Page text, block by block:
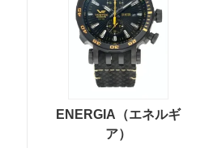
ENERGIA（エネルギ
ア）